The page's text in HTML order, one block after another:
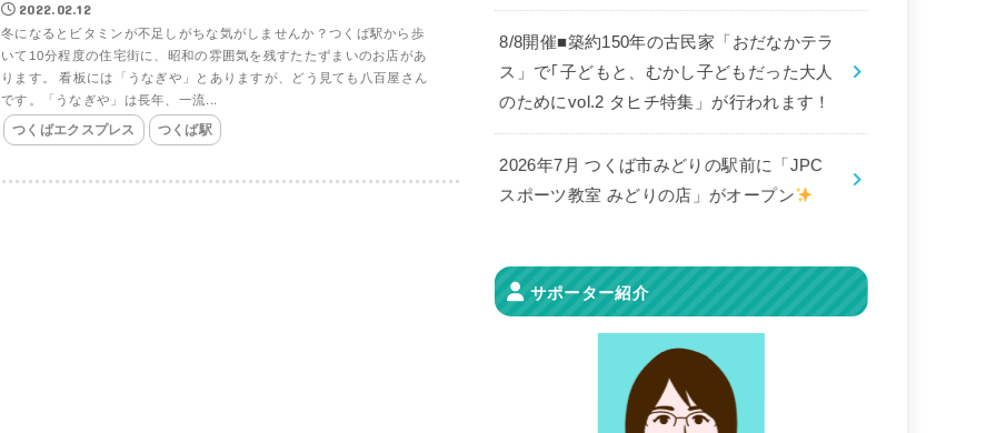
2022.02.12
冬になるとビタミンが不足しがちな気がしませんか？つくば駅から歩
いて10分程度の住宅街に、昭和の雰囲気を残すたたずまいのお店があ
ります。 看板には「うなぎや」とありますが、どう見ても八百屋さん
です。「うなぎや」は長年、一流...
つくばエクスプレス つくば駅
8/8開催■築約150年の古民家「おだなかテラ
ス」で｢子どもと、むかし子どもだった大人
のためにvol.2 タヒチ特集」が行われます！
2026年7月 つくば市みどりの駅前に「JPC
スポーツ教室 みどりの店」がオープン
サポーター紹介